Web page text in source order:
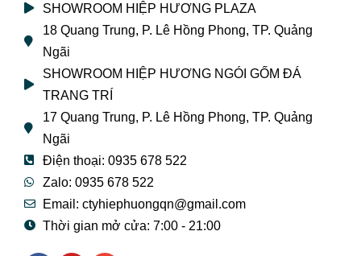
SHOWROOM HIỆP HƯƠNG PLAZA
18 Quang Trung, P. Lê Hồng Phong, TP. Quảng
Ngãi
SHOWROOM HIỆP HƯƠNG NGÓI GỐM ĐÁ
TRANG TRÍ
17 Quang Trung, P. Lê Hồng Phong, TP. Quảng
Ngãi
Điện thoại: 0935 678 522
Zalo: 0935 678 522
Email: ctyhiephuongqn@gmail.com
Thời gian mở cửa: 7:00 - 21:00